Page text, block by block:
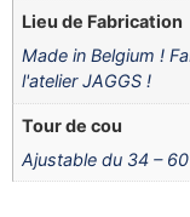
Lieu de Fabrication
Made in Belgium !
l'atelier JAGGS !
Tour de cou
Ajustable du 34 – 60